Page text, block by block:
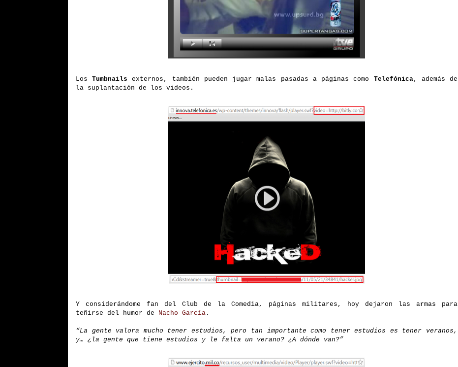
LosTumbnails externos, también pueden jugar malas pasadas a páginas como Telefónica, además de
la suplantación de los videos.
Y considerándome fan del Club de la Comedia, páginas militares, hoy dejaron las armas para
teñirse del humor de Nacho García .
“La gente valora mucho tener estudios, pero tan importante como tener estudios es tener veranos,
y… ¿la gente que tiene estudios y le falta un verano? ¿A dónde van?”